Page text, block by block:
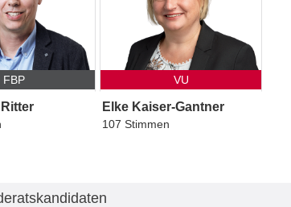
FBP VU
Elke Kaiser-Gantner
107 Stimmen